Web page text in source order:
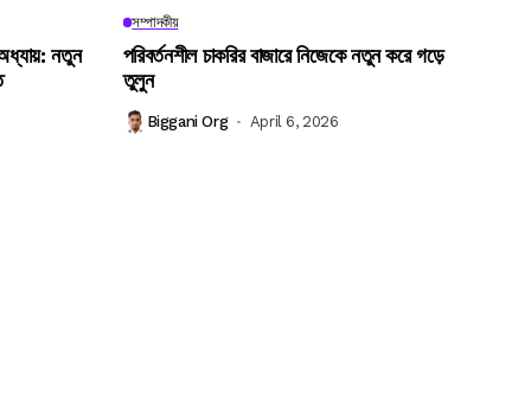
অধ্যায়: নতুন
সম্পাদকীয়
পরিবর্তনশীল চাকরির বাজারে নিজেকে নতুন করে গড়ে
তুলুন
Biggani Org April 6, 2026